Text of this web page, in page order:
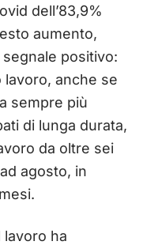
dell’83,9%
aumento,
positivo:
anche se
sempre più
di lunga durata,
da oltre sei
agosto, in
lavoro ha